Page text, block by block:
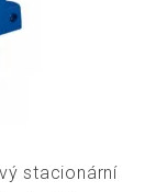
stacionární